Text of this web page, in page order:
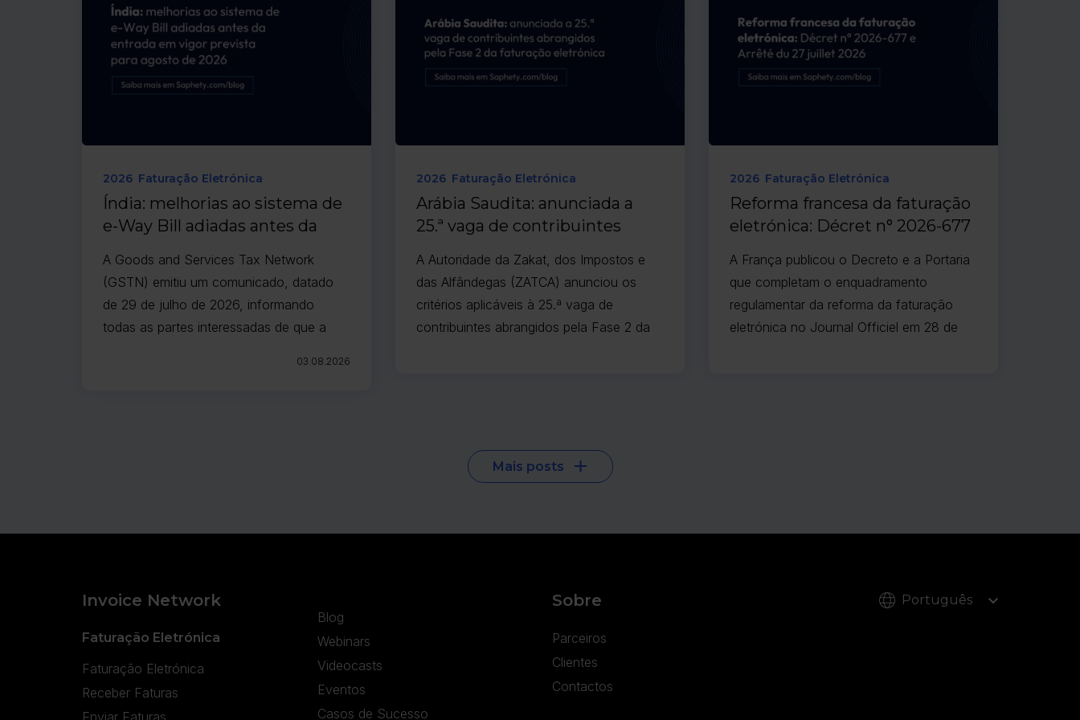
2026 Faturação Eletrónica
Índia: melhorias ao sistema de
e-Way Bill adiadas antes da
agosto de 2026
A Goods and Services Tax Network
(GSTN) emitiu um comunicado, datado
de 29 de julho de 2026, informando
todas as partes interessadas de que a
03.08.2026
2026 Faturação Eletrónica
Arábia Saudita: anunciada a
25.ª vaga de contribuintes
faturação eletrónica
A Autoridade da Zakat, dos Impostos e
das Alfândegas (ZATCA) anunciou os
critérios aplicáveis à 25.ª vaga de
contribuintes abrangidos pela Fase 2 da
2026 Faturação Eletrónica
Reforma francesa da faturação
eletrónica: Décret n° 2026-677
A França publicou o Decreto e a Portaria
que completam o enquadramento
regulamentar da reforma da faturação
eletrónica no Journal Officiel em 28 de
Mais posts
Invoice Network
Faturação Eletrónica
Faturação Eletrónica
Receber Faturas
Enviar Faturas
Blog
Webinars
Videocasts
Eventos
Casos de Sucesso
Sobre
Parceiros
Clientes
Contactos
Português